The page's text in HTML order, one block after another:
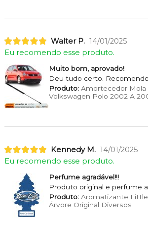
Walter P. 14/01/2025
Eu recomendo esse produto.
Muito bom, aprovado!
Deu tudo certo.
Produto:Amortecedor Mola
Volkswagen Polo 2002 A
Kennedy M. 14/01/2025
Eu recomendo esse produto.
Perfume agradável!!!
Produto original e perfume
Produto:Aromatizante Little
Árvore Original Diversos